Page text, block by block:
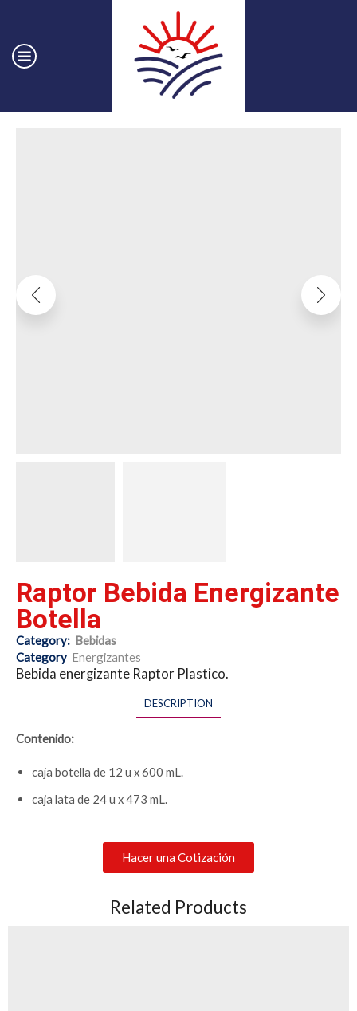
Raptor Bebida Energizante
Botella
Category: Bebidas
Category Energizantes
Bebida energizante Raptor Plastico.
DESCRIPTION
Contenido:
caja botella de 12 u x600 mL.
caja lata de 24 u x 473 mL.
Hacer una Cotización
Related Products